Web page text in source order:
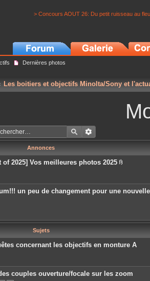
> Concours AOUT 26: Du petit ruisseau au
Dernières photos
Les boitiers et objectifs Minolta/Sony et
Annonces
of 2025] Vos meilleures photos 2025
c
e
n
un peu de changement pour une nouvelle
Sujets
concernant les objectifs en monture A
couples ouverture/focale sur les zoom